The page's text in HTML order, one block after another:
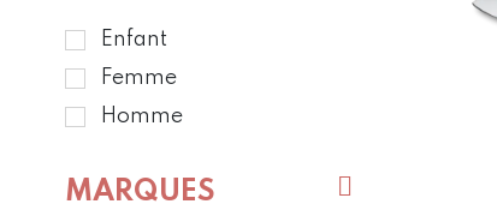
Enfant
Femme
Homme
MARQUES